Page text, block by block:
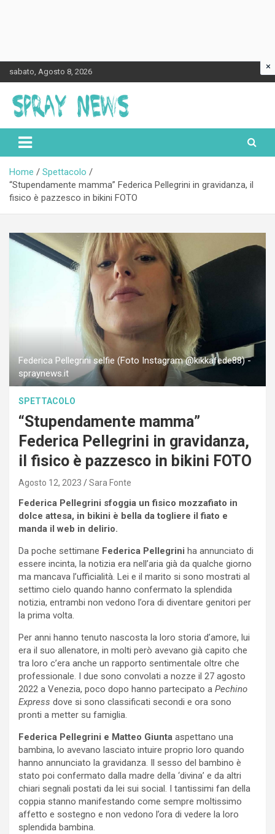
to
content
sabato, Agosto 8, 2026
Spraynews.it
Home
Spettacolo
“Stupendamente mamma” Federica Pellegrini in gravidanza, il
fisico è pazzesco in bikini FOTO
Federica Pellegrini selfie (Foto Instagram @kikkafede88) -
spraynews.it
SPETTACOLO
“Stupendamente mamma”
Federica Pellegrini in gravidanza,
il fisico è pazzesco in bikini FOTO
Agosto 12, 2023 Sara Fonte
Federica Pellegrini sfoggia un fisico mozzafiato in
dolce attesa, in bikini è bella da togliere il fiato e
manda il web in delirio.
Da poche settimane Federica Pellegrini ha annunciato di
essere incinta, la notizia era nell’aria già da qualche giorno
ma mancava l’ufficialità. Lei e il marito si sono mostrati al
settimo cielo quando hanno confermato la splendida
notizia, entrambi non vedono l’ora di diventare genitori per
la prima volta.
Per anni hanno tenuto nascosta la loro storia d’amore, lui
era il suo allenatore, in molti però avevano già capito che
tra loro c’era anche un rapporto sentimentale oltre che
professionale. I due sono convolati a nozze il 27 agosto
2022 a Venezia, poco dopo hanno partecipato a Pechino
Express dove si sono classificati secondi e ora sono
pronti a metter su famiglia.
Federica Pellegrini e Matteo Giunta aspettano una
bambina, lo avevano lasciato intuire proprio loro quando
hanno annunciato la gravidanza. Il sesso del bambino è
stato poi confermato dalla madre della ‘divina’ e da altri
chiari segnali postati da lei sui social. I tantissimi fan della
coppia stanno manifestando come sempre moltissimo
affetto e sostegno e non vedono l’ora di vedere la loro
splendida bambina.
×